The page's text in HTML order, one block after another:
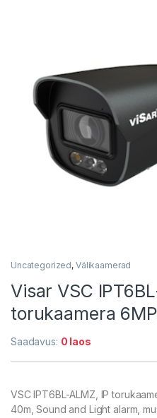
Uncategorized, Välikaamerad
Visar VSC
torukaamera
Saadavus: 0 laos
VSC IPT6BL-ALMZ, IP
40m, Sound and Light alarm,